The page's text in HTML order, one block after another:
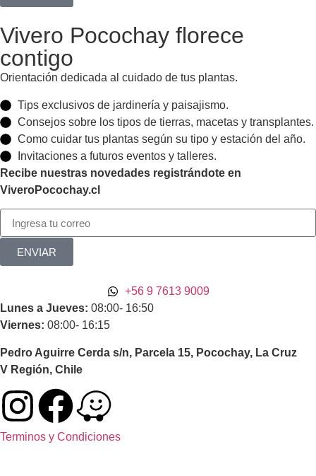
Vivero Pocochay florece
contigo
Orientación dedicada al cuidado de tus plantas.
Tips exclusivos de jardinería y paisajismo.
Consejos sobre los tipos de tierras, macetas y transplantes.
Como cuidar tus plantas según su tipo y estación del año.
Invitaciones a futuros eventos y talleres.
Recibe nuestras novedades registrándote en
ViveroPocochay.cl
ENVIAR
+56 9 7613 9009
Lunes a Jueves: 08:00- 16:50
Viernes: 08:00- 16:15
Pedro Aguirre Cerda s/n, Parcela 15, Pocochay, La Cruz
V Región, Chile
Terminos y Condiciones